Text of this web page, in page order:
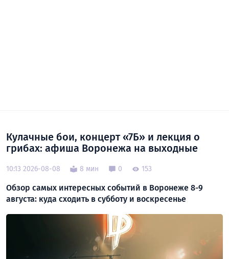
Кулачные бои, концерт «7Б» и лекция о
грибах: афиша Воронежа на выходные
10:13 2026-08-08 8 мин 0 153
Обзор самых интересных событий в Воронеже 8-9
августа: куда сходить в субботу и воскресенье